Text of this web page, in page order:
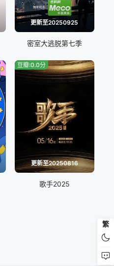
更新至20250925
密室大逃脱第七季
更新至20250816
豆瓣:0.0分
歌手2025
繁